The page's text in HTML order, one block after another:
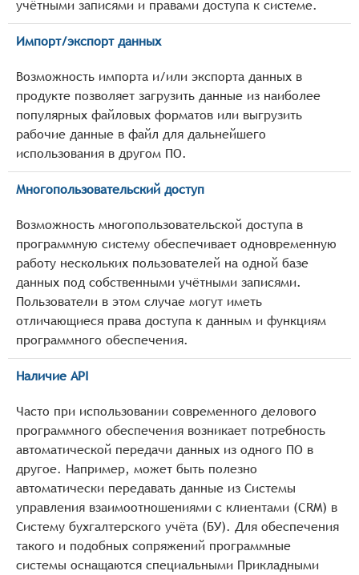
учётными записями и правами доступа к системе.
Импорт/экспорт данных
Возможность импорта и/или экспорта данных в
продукте позволяет загрузить данные из наиболее
популярных файловых форматов или выгрузить
рабочие данные в файл для дальнейшего
использования в другом ПО.
Многопользовательский доступ
Возможность многопользовательской доступа в
программную систему обеспечивает одновременную
работу нескольких пользователей на одной базе
данных под собственными учётными записями.
Пользователи в этом случае могут иметь
отличающиеся права доступа к данным и функциям
программного обеспечения.
Наличие API
Часто при использовании современного делового
программного обеспечения возникает потребность
автоматической передачи данных из одного ПО в
другое. Например, может быть полезно
автоматически передавать данные из Системы
управления взаимоотношениями с клиентами (CRM) в
Систему бухгалтерского учёта (БУ). Для обеспечения
такого и подобных сопряжений программные
системы оснащаются специальными Прикладными